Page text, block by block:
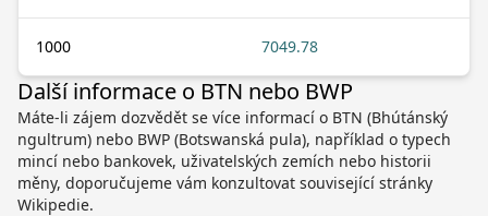
1000 7049.78
Další informace o BTN nebo BWP
Máte-li zájem dozvědět se více informací o BTN (Bhútánský
ngultrum) nebo BWP (Botswanská pula), například o typech
mincí nebo bankovek, uživatelských zemích nebo historii
měny, doporučujeme vám konzultovat související stránky
Wikipedie.